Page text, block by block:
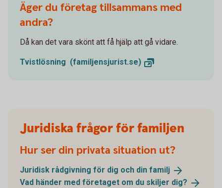
Äger du företag tillsammans med
andra?
Då kan det vara skönt att få hjälp att gå vidare.
Tvistlösning (familjensjurist.se)
Juridiska frågor för familjen
Hur ser din privata situation ut?
Juridisk rådgivning för dig och din familj
Vad händer med företaget om du skiljer dig?